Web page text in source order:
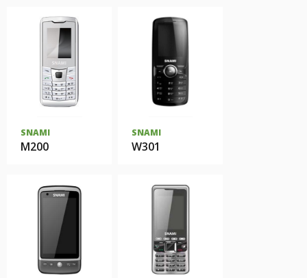
SNAMI
M200
SNAMI
W301